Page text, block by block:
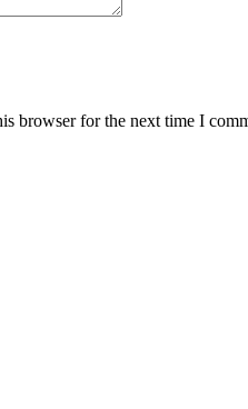
browser for the next time I